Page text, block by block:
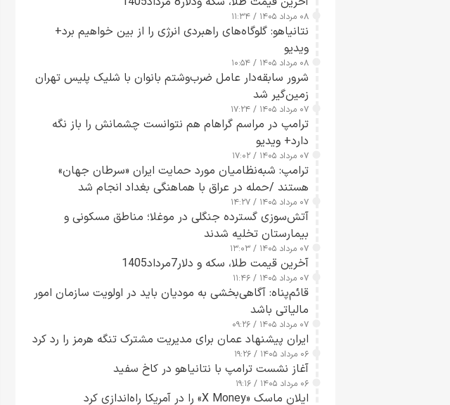
۰۸ مرداد ۱۴۰۵ / ۱۱:۳۴
نتانیاهو: گلوگاه‌های راهبردی انرژی را از بین خواهیم برد+
ویدیو
۰۸ مرداد ۱۴۰۵ / ۱۰:۵۴
شرور سابقه‌دار عامل ضرب‌وشتم بانوان با شلیک پلیس تهران
زمین‌گیر شد
۰۷ مرداد ۱۴۰۵ / ۱۷:۲۴
ترامپ در مراسم گراهام هم نتوانست چشمانش را باز نگه
دارد+ ویدیو
۰۷ مرداد ۱۴۰۵ / ۱۷:۰۲
ترامپ: شبه‌نظامیان مورد حمایت ایران «سرطان جهان»
هستند /حمله در عراق با هماهنگی بغداد انجام شد
۰۷ مرداد ۱۴۰۵ / ۱۴:۲۷
آتش‌سوزی گسترده جنگلی در موغلا؛ مناطق مسکونی و
بیمارستان تخلیه شدند
۰۷ مرداد ۱۴۰۵ / ۱۳:۰۳
آخرین قیمت طلا، سکه و دلار7مرداد1405
۰۷ مرداد ۱۴۰۵ / ۱۱:۴۶
قائم‌پناه: آگاهی‌بخشی به مودیان باید در اولویت سازمان امور
مالیاتی باشد
۰۷ مرداد ۱۴۰۵ / ۰۹:۲۶
ایران پیشنهاد عمان برای مدیریت مشترک تنگه هرمز را رد کرد
۰۶ مرداد ۱۴۰۵ / ۱۹:۲۶
آغاز نشست ترامپ با نتانیاهو در کاخ سفید
۰۶ مرداد ۱۴۰۵ / ۱۹:۱۶
ایلان ماسک «X Money» را در آمریکا راه‌اندازی کرد